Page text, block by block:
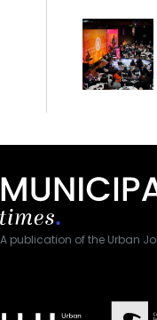
A publication of the Urban